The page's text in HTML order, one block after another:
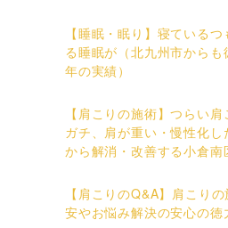
【睡眠・眠り】寝ている
る睡眠が（北九州市から
年の実績）
【肩こりの施術】つらい
ガチ、肩が重い・慢性化し
から解消・改善する小倉南
【肩こりのQ&A】肩こり
安やお悩み解決の安心の徳